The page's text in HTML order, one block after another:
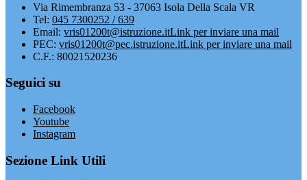
Via Rimembranza 53 - 37063 Isola Della Scala VR
Tel: 045 7300252 / 639
Email: vris01200t@istruzione.itLink per inviare una mail
PEC: vris01200t@pec.istruzione.itLink per inviare una mail
C.F.: 80021520236
Seguici su
Facebook
Youtube
Instagram
Sezione Link Utili